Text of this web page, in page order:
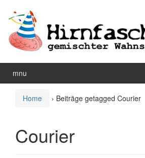
Inhalt
wechseln
Hauptmenü
springen
mnu
Home › Beiträge getagged Courier
Courier